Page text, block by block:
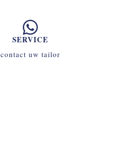
SERVICE
contact uw tailor